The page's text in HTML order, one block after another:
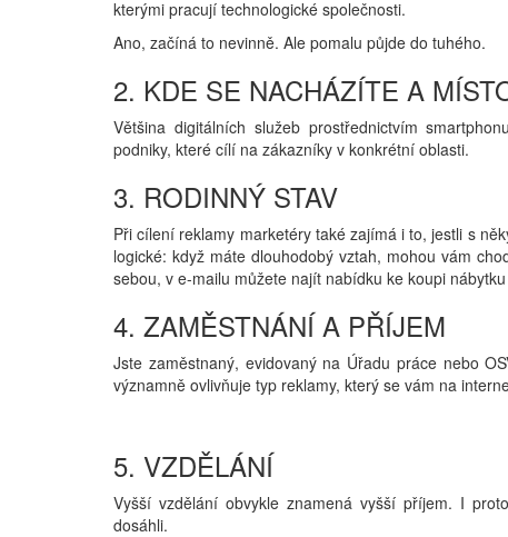
kterými pracují technologické společnosti.
Ano, začíná to nevinně. Ale pomalu půjde do tuhého.
2. KDE SE NACHÁZÍTE A
Většina digitálních služeb prostřednictvím
podniky, které cílí na zákazníky v konkrétní oblasti.
3. RODINNÝ STAV
Při cílení reklamy marketéry také zajímá i to, jestli s
logické: když máte dlouhodobý vztah, mohou vám
sebou, v e-mailu můžete najít nabídku ke koupi
4. ZAMĚSTNÁNÍ A PŘÍJEM
Jste zaměstnaný, evidovaný na Úřadu práce nebo
významně ovlivňuje typ reklamy, který se vám na
5. VZDĚLÁNÍ
Vyšší vzdělání obvykle znamená vyšší příjem. I
dosáhli.